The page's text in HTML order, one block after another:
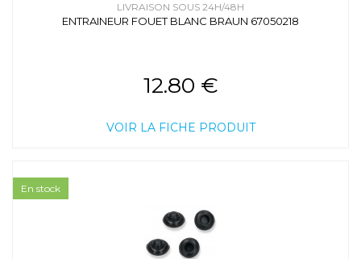
LIVRAISON SOUS 24H/48H
ENTRAINEUR FOUET BLANC BRAUN 67050218
12.80 €
VOIR LA FICHE PRODUIT
En stock